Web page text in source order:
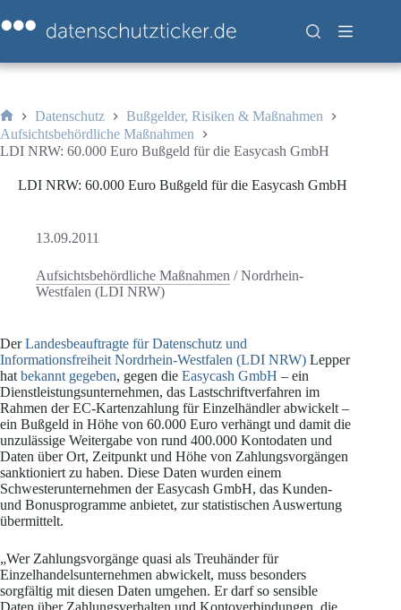
Inhalt
springen
Start
Datenschutz
Bußgelder, Risiken & Maßnahmen
Aufsichtsbehördliche Maßnahmen
LDI NRW: 60.000 Euro Bußgeld für die Easycash GmbH
LDI NRW: 60.000 Euro Bußgeld für die Easycash GmbH
13.09.2011
Aufsichtsbehördliche Maßnahmen /Nordrhein-
Westfalen (LDI NRW)
DerLandesbeauftragte für Datenschutz und
Informationsfreiheit Nordrhein-Westfalen (LDI NRW) Lepper
hat bekannt gegeben, gegen die Easycash GmbH – ein
Dienstleistungsunternehmen, das Lastschriftverfahren im
Rahmen der EC-Kartenzahlung für Einzelhändler abwickelt –
ein Bußgeld in Höhe von 60.000 Euro verhängt und damit die
unzulässige Weitergabe von rund 400.000 Kontodaten und
Daten über Ort, Zeitpunkt und Höhe von Zahlungsvorgängen
sanktioniert zu haben. Diese Daten wurden einem
Schwesterunternehmen der Easycash GmbH, das Kunden-
und Bonusprogramme anbietet, zur statistischen Auswertung
übermittelt.
„Wer Zahlungsvorgänge quasi als Treuhänder für
Einzelhandelsunternehmen abwickelt, muss besonders
sorgfältig mit diesen Daten umgehen. Er darf so sensible
Daten über Zahlungsverhalten und Kontoverbindungen, die